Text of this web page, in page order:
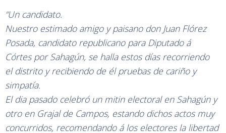
“Un candidato.
Nuestro estimado amigo y paisano don Juan Flórez
Posada, candidato republicano para Diputado á
Córtes por Sahagún, se halla estos días recorriendo
el distrito y recibiendo de él pruebas de cariño y
simpatía.
El dia pasado celebró un mitin electoral en Sahagún y
otro en Grajal de Campos, estando dichos actos muy
concurridos, recomendando á los electores la libertad